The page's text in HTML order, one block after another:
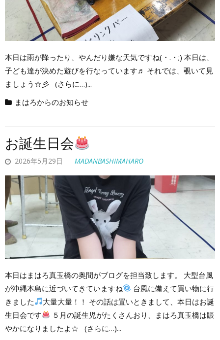
本日は雨が降ったり、やんだり嫌な天気ですね(・.・;) 本日は、
子ども達が決めた遊びを行なっています♬ それでは、覗いて見
ましょう☆彡 (さらに…)...
まはろからのお知らせ
お誕生日会
2026年5月29日 MADANBASHIMAHARO
本日はまはろ真玉橋の奥間がブログを担当致します。 大型台風
が沖縄本島に近づいてきていますね
台風に備えて買い物に行
きました
大量大量！！ その話は置いときまして、本日はお誕
生日会です
５月の誕生児がたくさんおり、まはろ真玉橋は賑
やかになりましたよ☆ (さらに…)...